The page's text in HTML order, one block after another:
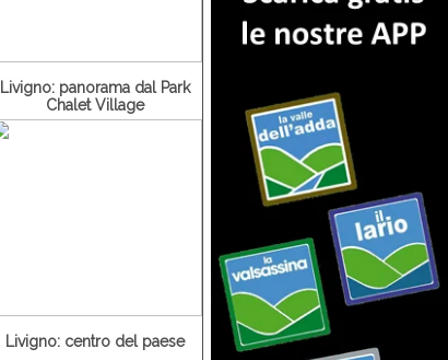
Livigno: panorama dal Park
Chalet Village
Livigno: centro del paese